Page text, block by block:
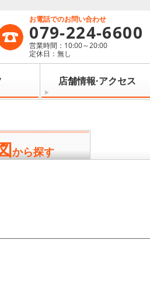
お電話でのお問い合わせ
079-224-6600
営業時間：10:00～20:00
定休日：無し
店舗情報·アクセス
から探す